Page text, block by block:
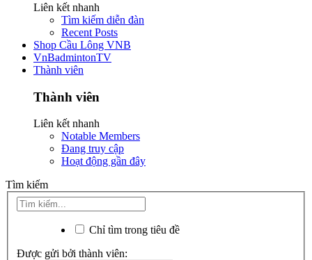
Liên kết nhanh
Tìm kiếm diễn đàn
Recent Posts
Shop Cầu Lông VNB
VnBadmintonTV
Thành viên
Thành viên
Liên kết nhanh
Notable Members
Đang truy cập
Hoạt động gần đây
Tìm kiếm
Chỉ tìm trong tiêu đề
Được gửi bởi thành viên: